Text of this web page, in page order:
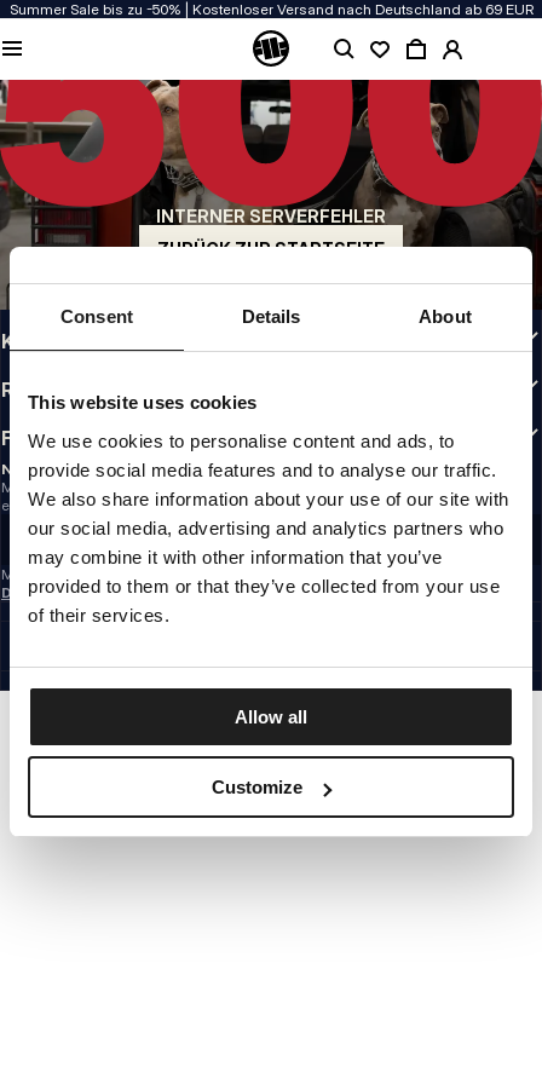
Consent Details About
This website uses cookies
We use cookies to personalise content and ads, to
provide social media features and to analyse our traffic.
We also share information about your use of our site with
our social media, advertising and analytics partners who
may combine it with other information that you’ve
provided to them or that they’ve collected from your use
of their services.
Allow all
Customize
Summer Sale bis zu -50% | Kostenloser Versand nach Deutschland ab 69 EUR
INTERNER SERVERFEHLER
ZURÜCK ZUR STARTSEITE
QUALITÄT HAT BEI UNS PRIORITÄT
Unsere Kleidung wird mit Leidenschaft produziert. Bei Haltbarkeit, Langlebigkeit
der Materialien und Details machen wir keine Kompromisse.
US ORIGIN
Unsere Wurzeln reichen zurück ins San Diego der frühen 90er. Unser Stil ist roh,
authentisch und kompromisslos.
MARKE MIT CHARAKTER
Unsere Kollektionen tragen Sportler, Kämpfer und eigensinnige Individualisten
INFO
KUNDENBEREICH
RICHTLINIEN
FOLLOW US
NEWSLETTER
Möchtest du Informationen über die neuesten Aktionen und Neuigkeiten
erhalten?
Email address
REGISTRIEREN SIE SICH
Mit der Anmeldung zum Newsletter bestätigst du, dass du die
Datenschutzerklärung gelesen hast.